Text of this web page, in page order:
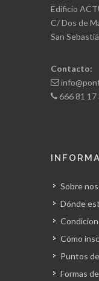
Edificio
C/ Dos de
San
Contacto:
666 81 17
Sobre
Dónde
Cómo
Puntos
Formas